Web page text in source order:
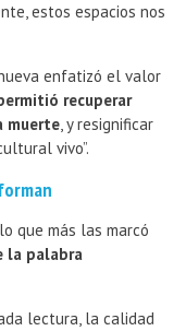
estos espacios nos
enfatizó el valor
recuperar
muerte, y resignificar
vivo”.
que más las marcó
la palabra
lectura, la calidad